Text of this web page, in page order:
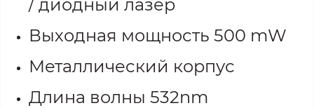
/ диодный лазер
Выходная мощность 500 mW
Металлический корпус
Длина волны 532nm